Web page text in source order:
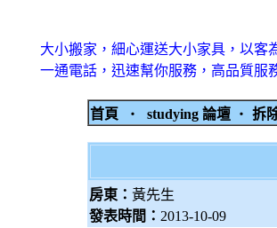
大小搬家，細心運送大小家具，以客
一通電話，迅速幫你服務，高品質服
首頁 ‧ studying 論壇 ‧ 拆
房東： 黃先生
發表時間： 2013-10-09